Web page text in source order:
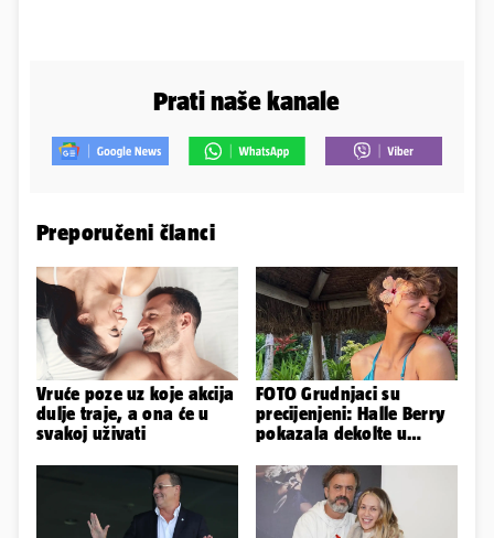
Prati naše kanale
Preporučeni članci
Vruće poze uz koje akcija
dulje traje, a ona će u
svakoj uživati
FOTO Grudnjaci su
precijenjeni: Halle Berry
pokazala dekolte u
haljinici